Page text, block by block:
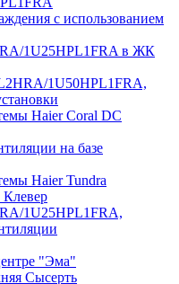
с использованием
1U25HPL1FRA в ЖК
1U50HPL1FRA,
Haier Coral DC
на базе
Haier Tundra
1U25HPL1FRA,
"Эма"
Сысерть